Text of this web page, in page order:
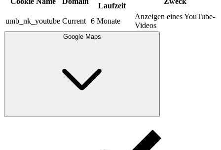
Laufzeit
umb_nk_youtube Current 6 Monate
Anzeigen eines YouTube-
Videos
Google Maps